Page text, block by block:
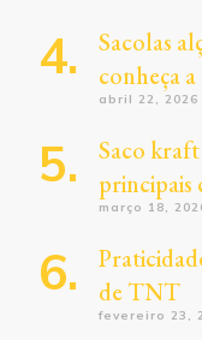
Sacolas
conheça
abril 22, 2026
Saco kraft
principais
março 18,
de TNT
fevereiro 23,